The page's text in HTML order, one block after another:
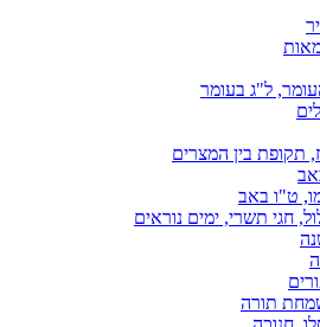
ל"ג בעומר
תקופת בין המצרים
ט"ו באב
חגי תשרי, ימים נוראים
תורה